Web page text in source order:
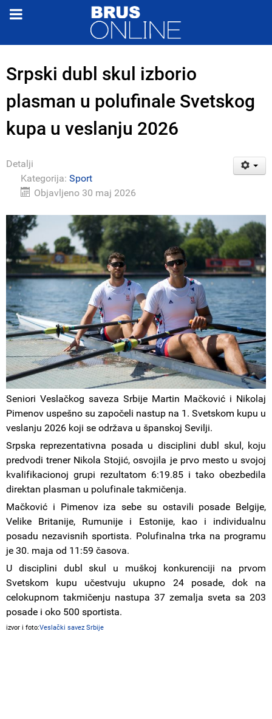
Srpski dubl skul izborio
plasman u polufinale Svetskog
kupa u veslanju 2026
Detalji
Kategorija: Sport
Objavljeno 30 maj 2026
Seniori Veslačkog saveza Srbije Martin Mačković i Nikolaj
Pimenov uspešno su započeli nastup na 1. Svetskom kupu u
veslanju 2026 koji se održava u španskoj Sevilji.
Srpska reprezentativna posada u disciplini dubl skul, koju
predvodi trener Nikola Stojić, osvojila je prvo mesto u svojoj
kvalifikacionoj grupi rezultatom 6:19.85 i tako obezbedila
direktan plasman u polufinale takmičenja.
Mačković i Pimenov iza sebe su ostavili posade Belgije,
Velike Britanije, Rumunije i Estonije, kao i individualnu
posadu nezavisnih sportista. Polufinalna trka na programu
je 30. maja od 11:59 časova.
U disciplini dubl skul u muškoj konkurenciji na prvom
Svetskom kupu učestvuju ukupno 24 posade, dok na
celokupnom takmičenju nastupa 37 zemalja sveta sa 203
posade i oko 500 sportista.
izvor i foto:Veslački savez Srbije